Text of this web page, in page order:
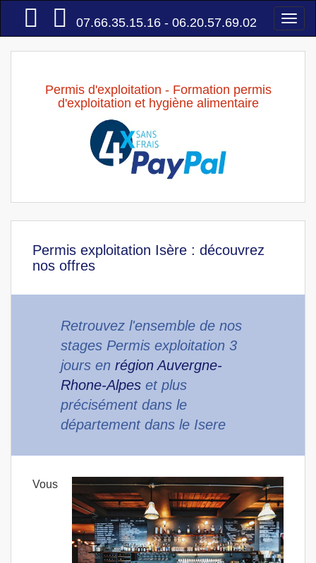
Accueil
07.66.35.15.16 - 06.20.57.69.02
Permis d'exploitation - Formation permis
d'exploitation et hygiène alimentaire
Permis exploitation Isère : découvrez
nos offres
Retrouvez l'ensemble de nos
stages Permis exploitation 3
jours en région Auvergne-
Rhone-Alpes et plus
précisément dans le
département dans le Isere
Vous